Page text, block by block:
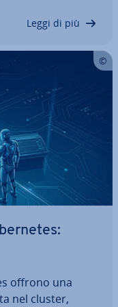
Leggi di più
offrono una
nel cluster,